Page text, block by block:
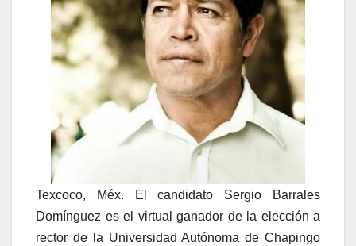
Texcoco, Méx. El candidato Sergio Barrales
Domínguez es el virtual ganador de la elección a
rector de la Universidad Autónoma de Chapingo